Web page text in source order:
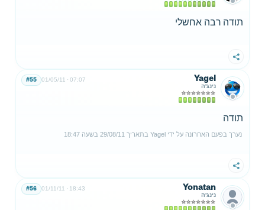
תודה רבה אחשלי
שתף
Yagel
נינג'ה
01/05/11 07:07
#55
תודה
נערך בפעם האחרונה על ידי Yagel בתאריך 29/08/11 בשעה 18:47
שתף
Yonatan
נינג'ה
01/11/11 18:43
#56